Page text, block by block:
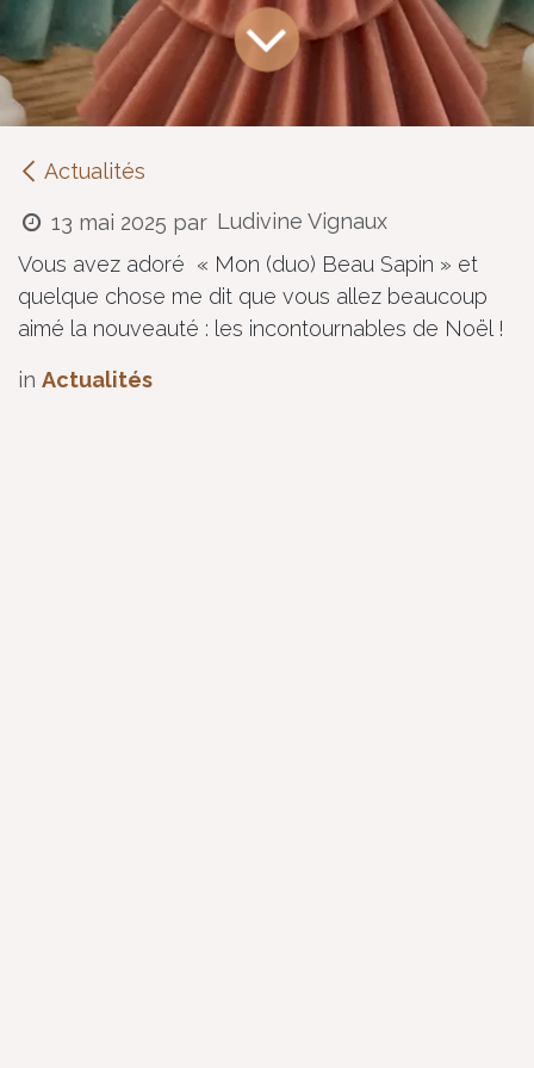
Actualités
13 mai 2025 par Ludivine Vignaux
Vous avez adoré « Mon (duo) Beau Sapin » et
quelque chose me dit que vous allez beaucoup
aimé la nouveauté : les incontournables de Noël !
in Actualités